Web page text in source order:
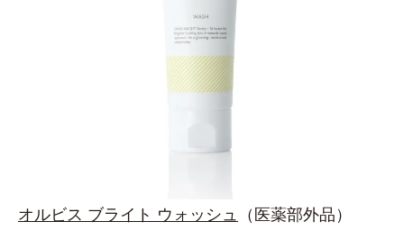
オルビス ブライト ウォッシュ （医薬部外品）